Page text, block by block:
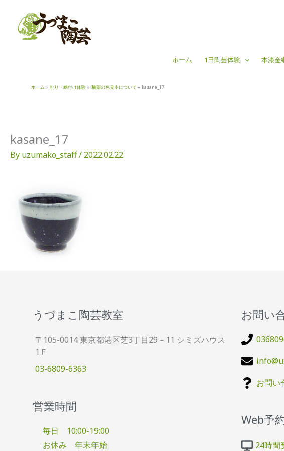
ホーム 1日陶芸体験 本漆金
ホーム 削り・絵付け体験 釉薬の色見本について kasane_17
kasane_17
By uzumako_staff/ 2022.02.22
うづまこ陶芸教室
〒105-0014 東京都港区芝3丁目29－11 シミズハウス
1Ｆ
03-6809-6363
営業時間
毎日 10:00-19:00
お休み 年末年始
お問い
お問い
Web予
24時間